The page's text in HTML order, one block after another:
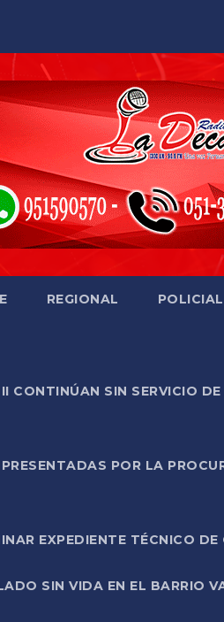
REGIONAL POLICIAL
SIN SERVICIO
POR LA
EXPEDIENTE TÉCNICO DE
SIN VIDA EN EL BARRIO